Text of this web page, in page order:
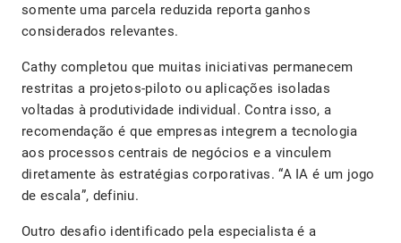
somente uma parcela reduzida reporta ganhos
considerados relevantes.
Cathy completou que muitas iniciativas permanecem
restritas a projetos-piloto ou aplicações isoladas
voltadas à produtividade individual. Contra isso, a
recomendação é que empresas integrem a tecnologia
aos processos centrais de negócios e a vinculem
diretamente às estratégias corporativas. “A IA é um jogo
de escala”, definiu.
Outro desafio identificado pela especialista é a